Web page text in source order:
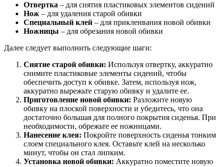
Отвертка – для снятия пластиковых элементов сидений
Нож – для удаления старой обивки
Специальный клей – для приклеивания новой обивки
Ножницы – для обрезания новой обивки
Далее следует выполнить следующие шаги:
Снятие старой обивки: Используя отвертку, аккуратно
снимите пластиковые элементы сидений, чтобы
обеспечить доступ к обивке. Затем, используя нож,
аккуратно вырежьте старую обивку и удалите ее.
Приготовление новой обивки: Разложите новую
обивку на плоской поверхности и убедитесь, что она
достаточно большая для полного покрытия сиденья. При
необходимости, обрежьте ее ножницами.
Нанесение клея: Покройте поверхность сиденья тонким
слоем специального клея. Оставьте клей на несколько
минут, чтобы он стал липким.
Установка новой обивки: Аккуратно поместите новую